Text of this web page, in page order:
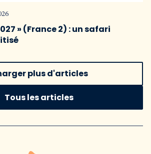
» (France 2) : un safari
plus d'articles
Tous les articles